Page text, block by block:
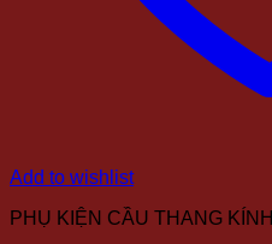
Add to wishlist
PHỤ KIỆN CẦU THANG KÍNH